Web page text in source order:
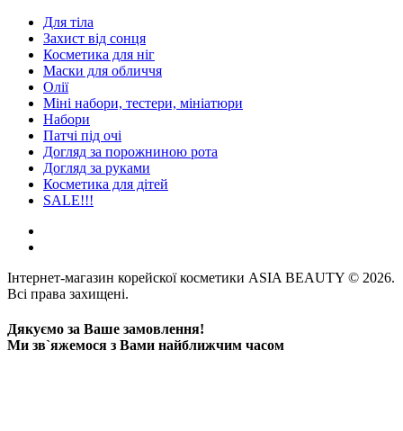
Для тіла
Захист від сонця
Косметика для ніг
Маски для обличчя
Олії
Міні набори, тестери, мініатюри
Набори
Патчі під очі
Догляд за порожниною рота
Догляд за руками
Косметика для дітей
SALE!!!
Інтернет-магазин корейскої косметики ASIA BEAUTY © 2026.
Всі права захищені.
Дякуємо за Ваше замовлення!
Ми зв`яжемося з Вами найближчим часом